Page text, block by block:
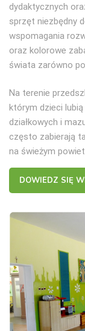
dydaktycznych
sprzęt niezbędny
wspomagania
oraz kolorowe
świata zarówno
Na terenie
którym dzieci
działkowych i
często zabierają
na świeżym
DOWIEDZ SIĘ